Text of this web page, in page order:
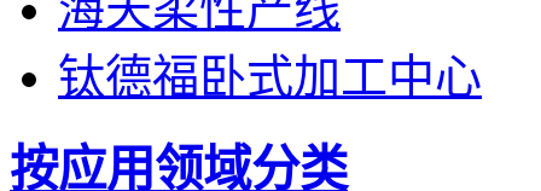
钛德福卧式加工中心
按应用领域分类